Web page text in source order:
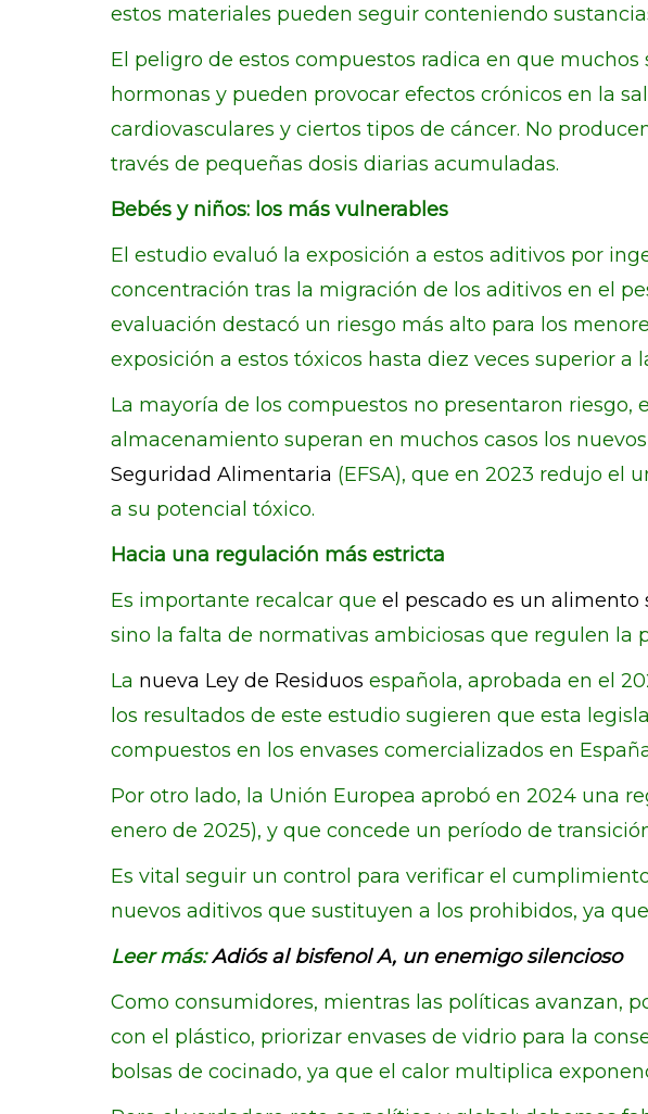
estos materiales pueden seguir conteniendo
El peligro de estos compuestos radica en que muchos
hormonas y pueden provocar efectos crónicos en la
cardiovasculares y ciertos tipos de cáncer. No
través de pequeñas dosis diarias acumuladas.
Bebés y niños: los más vulnerables
El estudio evaluó la exposición a estos aditivos por
concentración tras la migración de los aditivos en el
evaluación destacó un riesgo más alto para los
exposición a estos tóxicos hasta diez veces superior a
La mayoría de los compuestos no presentaron riesgo,
almacenamiento superan en muchos casos los
Seguridad Alimentaria (EFSA), que en 2023 redujo el
a su potencial tóxico.
Hacia una regulación más estricta
Es importante recalcar que el pescado es un alimento
sino la falta de normativas ambiciosas que regulen la
La nueva Ley de Residuos española, aprobada en el
los resultados de este estudio sugieren que esta
compuestos en los envases comercializados en
Por otro lado, la Unión Europea aprobó en 2024 una
enero de 2025), y que concede un período de
Es vital seguir un control para verificar el
nuevos aditivos que sustituyen a los prohibidos, ya
Leer más:Adiós al bisfenol A, un enemigo silencioso
Como consumidores, mientras las políticas avanzan,
con el plástico, priorizar envases de vidrio para la
bolsas de cocinado, ya que el calor multiplica